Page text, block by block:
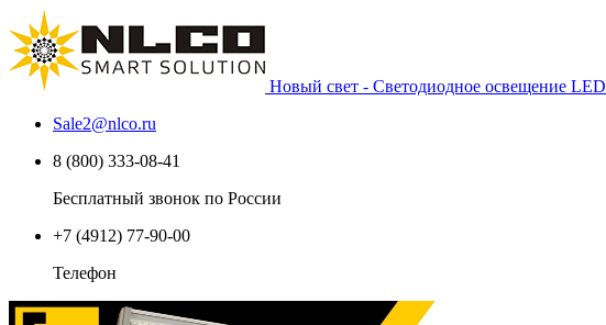
Новый свет - Светодиодное освещение LED
Sale2@nlco.ru
8 (800) 333-08-41
Бесплатный звонок по России
+7 (4912) 77-90-00
Телефон